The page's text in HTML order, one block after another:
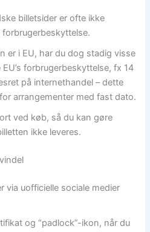
billetsider er ofte ikke
er i EU, har du dog stadig visse
forbrugerbeskyttelse, fx 14
på internethandel – dette
arrangementer med fast dato.
ved køb, så du kan gøre
ikke leveres.
via uofficielle sociale medier
og “padlock”-ikon, når du